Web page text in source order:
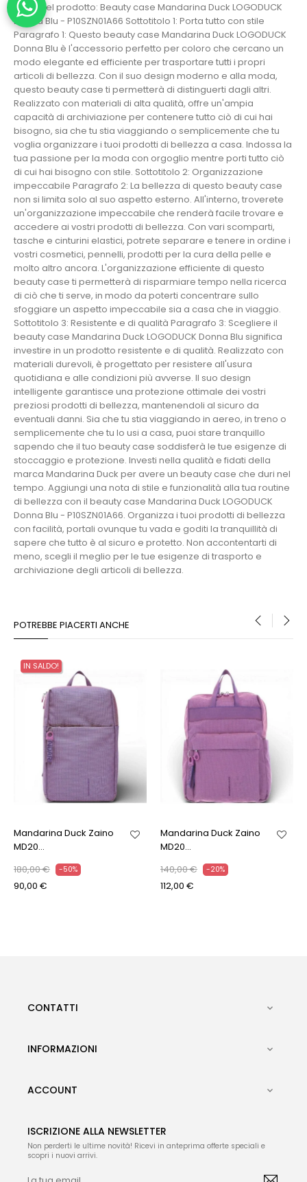
Titolo del prodotto: Beauty case Mandarina Duck LOGODUCK
Donna Blu - P10SZN01A66 Sottotitolo 1: Porta tutto con stile
Paragrafo 1: Questo beauty case Mandarina Duck LOGODUCK
Donna Blu è l'accessorio perfetto per coloro che cercano un
modo elegante ed efficiente per trasportare tutti i propri
articoli di bellezza. Con il suo design moderno e alla moda,
questo beauty case ti permetterà di distinguerti dagli altri.
Realizzato con materiali di alta qualità, offre un'ampia
capacità di archiviazione per contenere tutto ciò di cui hai
bisogno, sia che tu stia viaggiando o semplicemente che tu
voglia organizzare i tuoi prodotti di bellezza a casa. Indossa la
tua passione per la moda con orgoglio mentre porti tutto ciò
di cui hai bisogno con stile. Sottotitolo 2: Organizzazione
impeccabile Paragrafo 2: La bellezza di questo beauty case
non si limita solo al suo aspetto esterno. All'interno, troverete
un'organizzazione impeccabile che renderà facile trovare e
accedere ai vostri prodotti di bellezza. Con vari scomparti,
tasche e cinturini elastici, potrete separare e tenere in ordine i
vostri cosmetici, pennelli, prodotti per la cura della pelle e
molto altro ancora. L'organizzazione efficiente di questo
beauty case ti permetterà di risparmiare tempo nella ricerca
di ciò che ti serve, in modo da poterti concentrare sullo
sfoggiare un aspetto impeccabile sia a casa che in viaggio.
Sottotitolo 3: Resistente e di qualità Paragrafo 3: Scegliere il
beauty case Mandarina Duck LOGODUCK Donna Blu significa
investire in un prodotto resistente e di qualità. Realizzato con
materiali durevoli, è progettato per resistere all'usura
quotidiana e alle condizioni più avverse. Il suo design
intelligente garantisce una protezione ottimale dei vostri
preziosi prodotti di bellezza, mantenendoli al sicuro da
eventuali danni. Sia che tu stia viaggiando in aereo, in treno o
semplicemente che tu lo usi a casa, puoi stare tranquillo
sapendo che il tuo beauty case soddisferà le tue esigenze di
stoccaggio e protezione. Investi nella qualità e fidati della
marca Mandarina Duck per avere un beauty case che duri nel
tempo. Aggiungi una nota di stile e funzionalità alla tua routine
di bellezza con il beauty case Mandarina Duck LOGODUCK
Donna Blu - P10SZN01A66. Organizza i tuoi prodotti di bellezza
con facilità, portali ovunque tu vada e goditi la tranquillità di
sapere che tutto è al sicuro e protetto. Non accontentarti di
meno, scegli il meglio per le tue esigenze di trasporto e
archiviazione degli articoli di bellezza.
POTREBBE PIACERTI ANCHE
IN SALDO!
Mandarina Duck Zaino
MD20...
180,00 €
-50%
90,00 €
Mandarina Duck Zaino
MD20...
140,00 €
-20%
112,00 €
CONTATTI 
INFORMAZIONI 
ACCOUNT 
ISCRIZIONE ALLA NEWSLETTER
Non perderti le ultime novità! Ricevi in anteprima offerte speciali e
scopri i nuovi arrivi.